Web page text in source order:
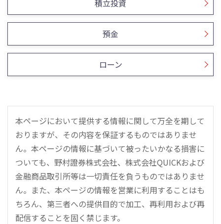
積立投資
預金
ローン
本ページにおいて提供する情報に関して万全を期して
おりますが、その内容を保証するものではありませ
ん。本ページの情報に基づいて被ったいかなる損害に
ついても、野村證券株式会社、株式会社QUICKおよび
金融商品取引所等は一切責任を負うものではありませ
ん。また、本ページの情報を営業に利用することはも
ちろん、第三者への提供目的で加工、再利用および再
配信することを固く禁じます。